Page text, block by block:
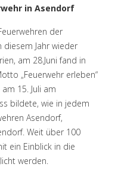
in Asendorf
der
diesem Jahr wieder
am 28.Juni fand in
„Feuerwehr erleben“
15. Juli am
bildete, wie in jedem
Asendorf,
Weit über 100
ein Einblick in die
werden.